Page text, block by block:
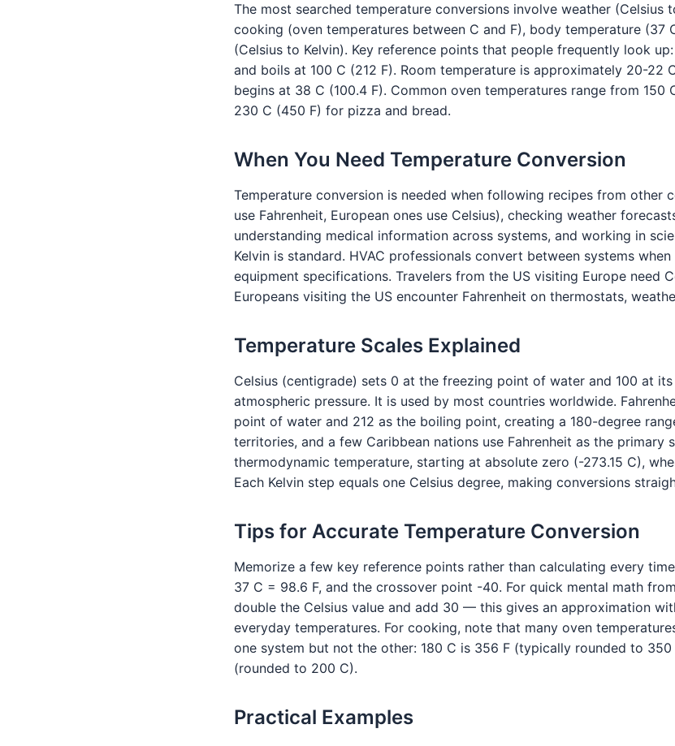
The most searched temperature conversions involve weather (Celsius
cooking (oven temperatures between C and F), body temperature (37
(Celsius to Kelvin). Key reference points that people frequently look
and boils at 100 C (212 F). Room temperature is approximately 20-22
begins at 38 C (100.4 F). Common oven temperatures range from
230 C (450 F) for pizza and bread.
When You Need Temperature Conversion
Temperature conversion is needed when following recipes from other
use Fahrenheit, European ones use Celsius), checking weather
understanding medical information across systems, and working in
Kelvin is standard. HVAC professionals convert between systems
equipment specifications. Travelers from the US visiting Europe need
Europeans visiting the US encounter Fahrenheit on thermostats,
Temperature Scales Explained
Celsius (centigrade) sets 0 at the freezing point of water and 100 at
atmospheric pressure. It is used by most countries worldwide.
point of water and 212 as the boiling point, creating a 180-degree
territories, and a few Caribbean nations use Fahrenheit as the primary
thermodynamic temperature, starting at absolute zero (-273.15 C),
Each Kelvin step equals one Celsius degree, making conversions
Tips for Accurate Temperature Conversion
Memorize a few key reference points rather than calculating every
37 C = 98.6 F, and the crossover point -40. For quick mental math
double the Celsius value and add 30 — this gives an approximation
everyday temperatures. For cooking, note that many oven
one system but not the other: 180 C is 356 F (typically rounded to 350
(rounded to 200 C).
Practical Examples